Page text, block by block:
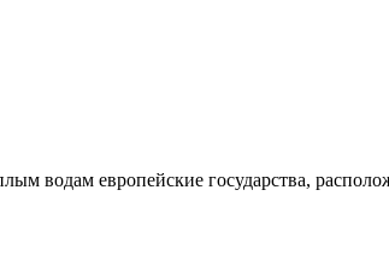
водам европейские государства,